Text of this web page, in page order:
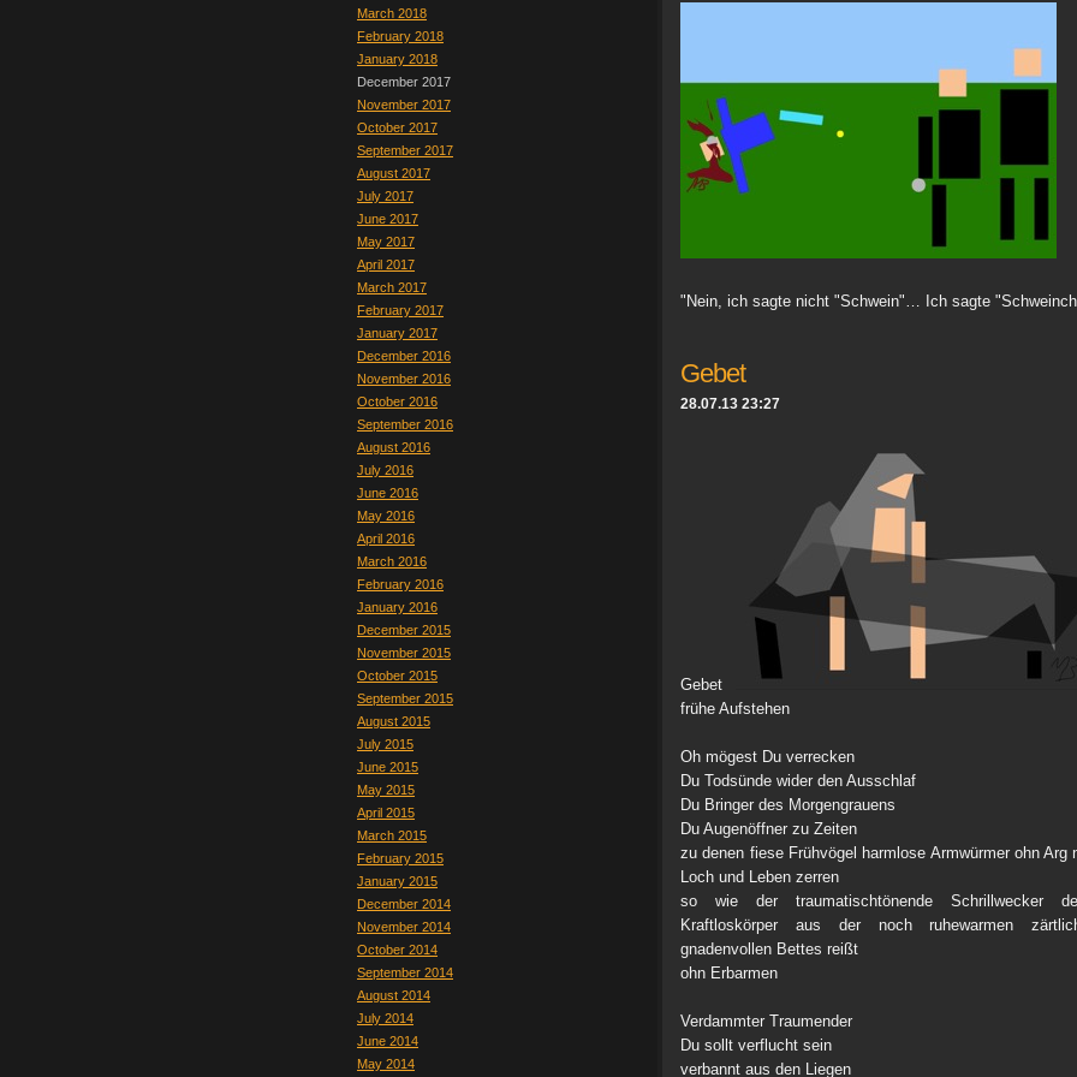
March 2018
February 2018
January 2018
December 2017
November 2017
October 2017
September 2017
August 2017
July 2017
June 2017
May 2017
April 2017
March 2017
February 2017
January 2017
December 2016
November 2016
October 2016
September 2016
August 2016
July 2016
June 2016
May 2016
April 2016
March 2016
February 2016
January 2016
December 2015
November 2015
October 2015
September 2015
August 2015
July 2015
June 2015
May 2015
April 2015
March 2015
February 2015
January 2015
December 2014
November 2014
October 2014
September 2014
August 2014
July 2014
June 2014
May 2014
"Nein, ich sagte nicht "Schwein"… Ich sagte
Gebet
28.07.13 23:27
Gebet
frühe Aufstehen
Oh mögest Du verrecken
Du Todsünde wider den Ausschlaf
Du Bringer des Morgengrauens
Du Augenöffner zu Zeiten
zu denen fiese Frühvögel harmlose Armwürmer ohn Arg
Loch und Leben zerren
so wie der traumatischtönende Schrillwecker
Kraftloskörper aus der noch ruhewarmen
gnadenvollen Bettes reißt
ohn Erbarmen
Verdammter Traumender
Du sollt verflucht sein
verbannt aus den Liegen